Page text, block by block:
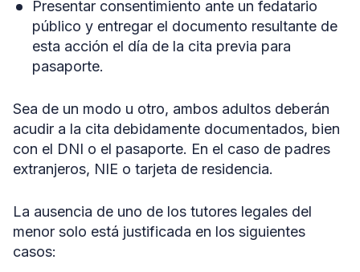
Presentar consentimiento ante un fedatario
público y entregar el documento resultante de
esta acción el día de la cita previa para
pasaporte.
Sea de un modo u otro, ambos adultos deberán
acudir a la cita debidamente documentados, bien
con el DNI o el pasaporte. En el caso de padres
extranjeros, NIE o tarjeta de residencia.
La ausencia de uno de los tutores legales del
menor solo está justificada en los siguientes
casos: